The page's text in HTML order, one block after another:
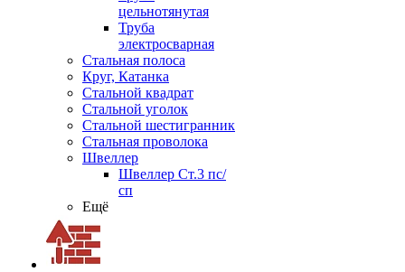
цельнотянутая
Труба
электросварная
Стальная полоса
Круг, Катанка
Стальной квадрат
Стальной уголок
Стальной шестигранник
Стальная проволока
Швеллер
Швеллер Ст.3 пс/
сп
Ещё